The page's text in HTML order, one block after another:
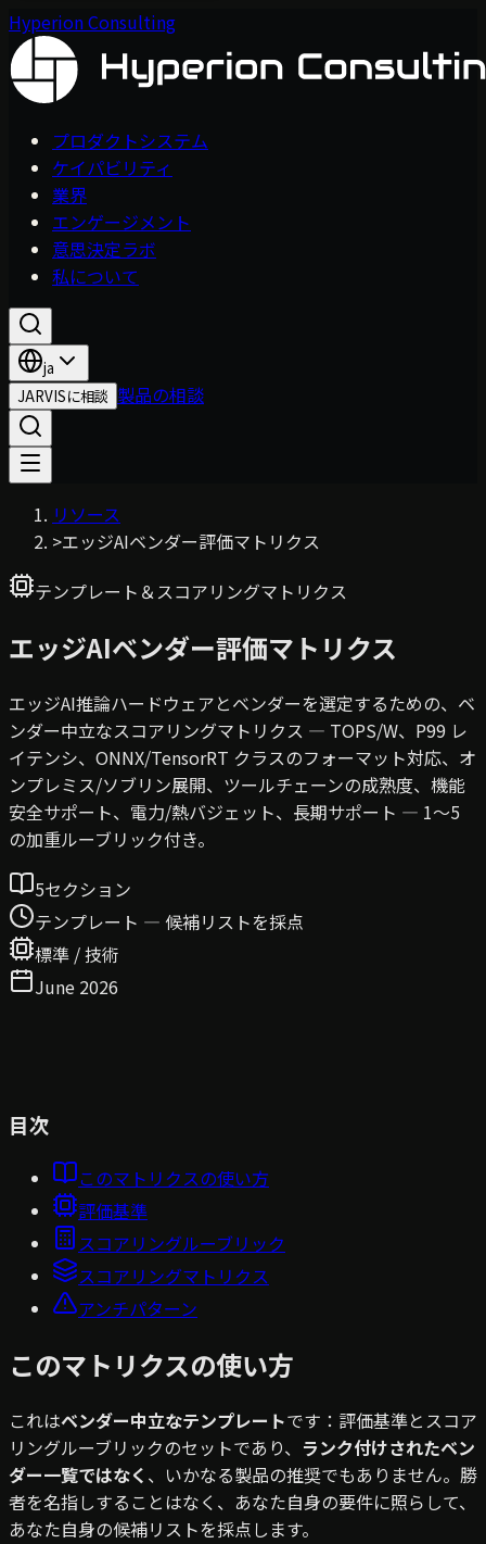
Hyperion Consulting
プロダクトシステム
ケイパビリティ
業界
エンゲージメント
意思決定ラボ
私について
ja
JARVISに相談 製品の相談
リソース
>エッジAIベンダー評価マトリクス
テンプレート＆スコアリングマトリクス
エッジAIベンダー評価マトリクス
エッジAI推論ハードウェアとベンダーを選定するための、ベ
ンダー中立なスコアリングマトリクス — TOPS/W、P99 レ
イテンシ、ONNX/TensorRT クラスのフォーマット対応、オ
ンプレミス/ソブリン展開、ツールチェーンの成熟度、機能
安全サポート、電力/熱バジェット、長期サポート — 1〜5
の加重ルーブリック付き。
5セクション
テンプレート — 候補リストを採点
標準 / 技術
June 2026
目次
このマトリクスの使い方
評価基準
スコアリングルーブリック
スコアリングマトリクス
アンチパターン
このマトリクスの使い方
これはベンダー中立なテンプレートです：評価基準とスコア
リングルーブリックのセットであり、 ランク付けされたベン
ダー一覧ではなく 、いかなる製品の推奨でもありません。勝
者を名指しすることはなく、あなた自身の要件に照らして、
あなた自身の候補リストを採点します。